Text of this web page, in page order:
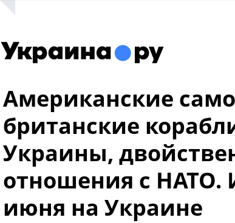
Американские
британские
Украины,
отношения с НАТО.
июня на Украине